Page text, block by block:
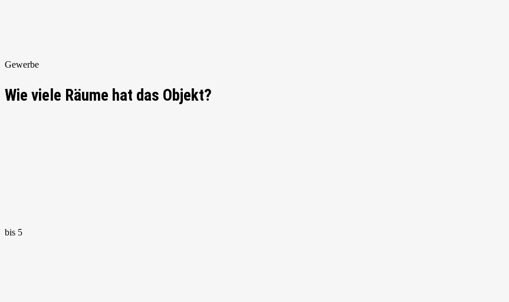
Gewerbe
Wie viele Räume hat das Objekt?
bis 5